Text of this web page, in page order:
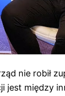
nie robił
jest między